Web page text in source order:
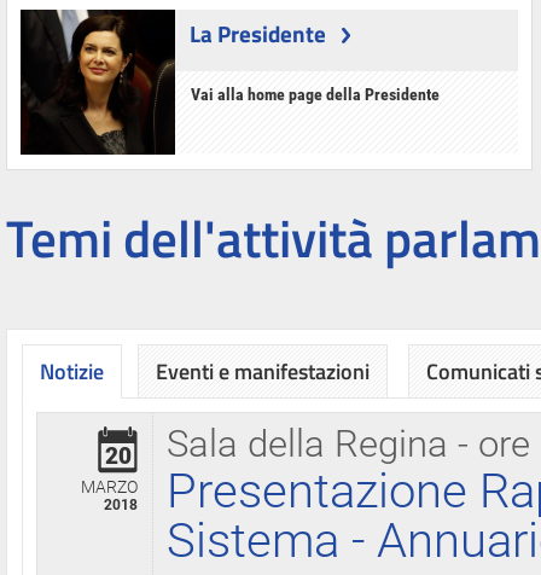
La Presidente
Vai alla home page della Presidente
Temi dell'attività
Notizie
Sala della Regina - ore
20
MARZO
2018
Presentazione
Sistema -
Eventi e manifestazioni Comunicati